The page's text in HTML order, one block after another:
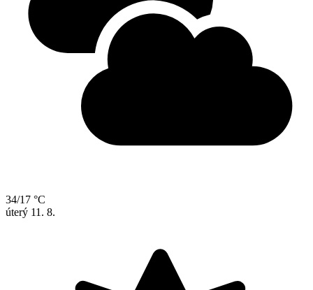
34/17 °C
úterý 11. 8.